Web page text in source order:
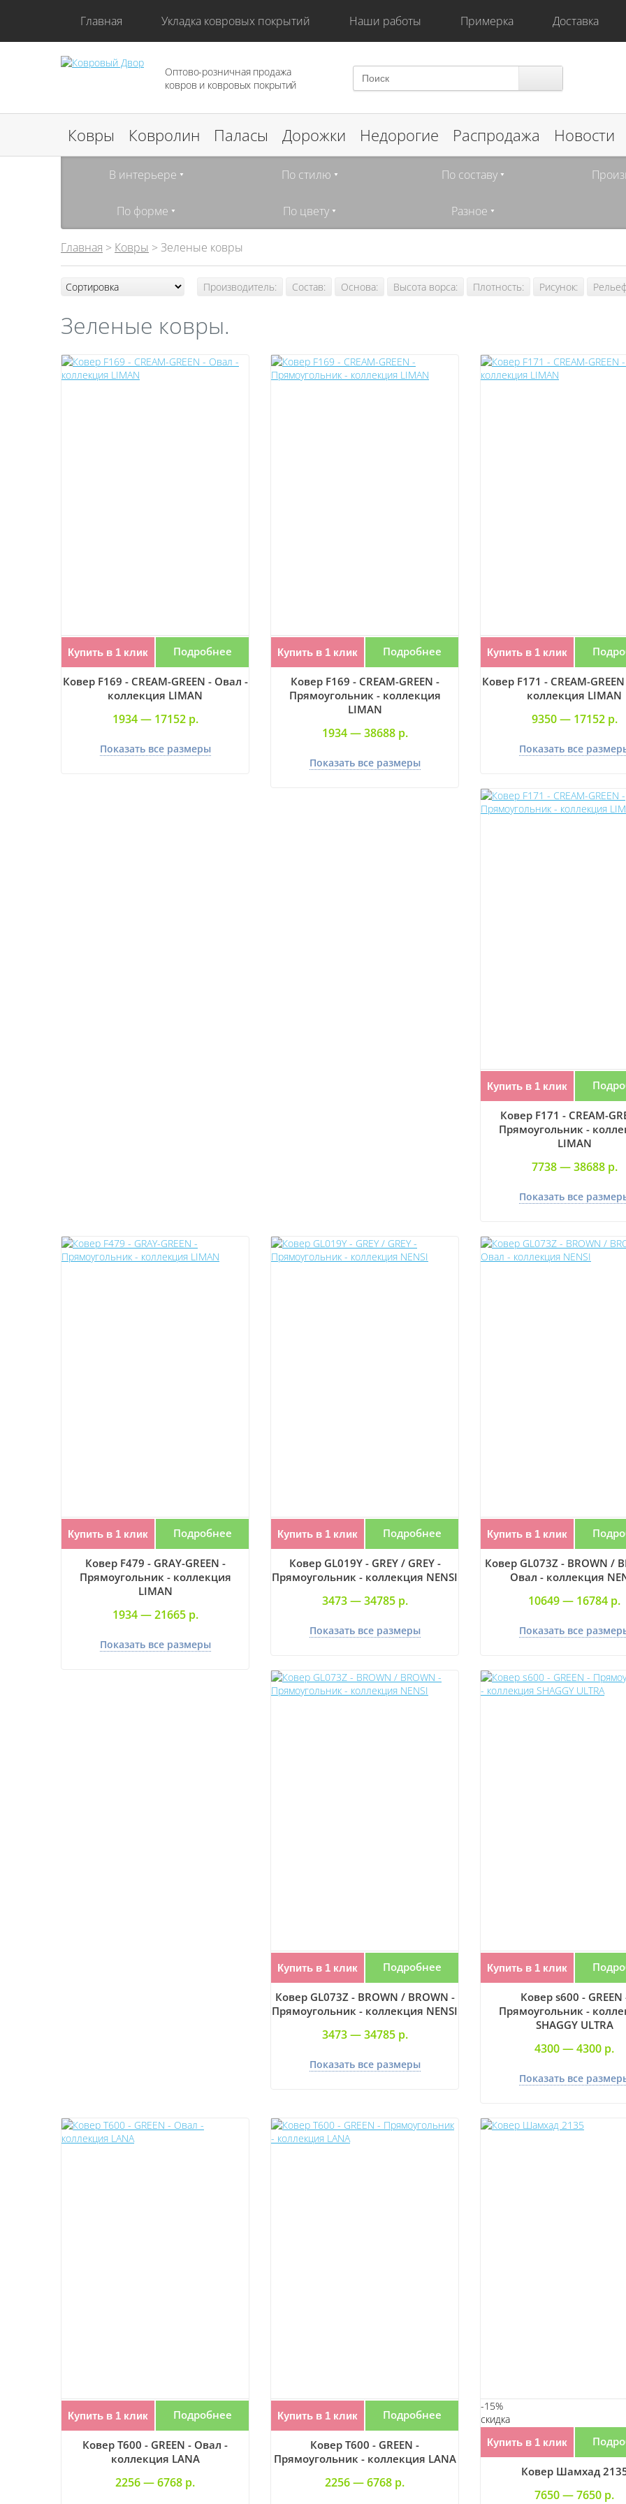
Главная Укладка ковровых покрытий Наши работы Примерка Доставка
Оптово-розничная продажа
ковров и ковровых покрытий
Ковры Ковролин Паласы Дорожки Недорогие Распродажа Новости
В интерьере По стилю По составу
По форме По цвету Разное
Главная > Ковры > Зеленые ковры
Производитель: Состав: Основа: Высота ворса: Плотность: Рисунок:
Зеленые ковры.
Купить в 1 клик Подробнее
Ковер F169 - CREAM-GREEN - Овал -
коллекция LIMAN
1934 — 17152 р.
Показать все размеры
Купить в 1 клик Подробнее
Ковер F169 - CREAM-GREEN -
Прямоугольник - коллекция
LIMAN
1934 —38688 р.
Показать все размеры
Купить в 1 клик
Ковер F171 - CREAM-
коллекция LIMAN
9350 — 17152 р.
Показать все
Купить в 1 клик
Ковер F171 - CREAM-
Прямоугольник -
LIMAN
7738 —38688 р.
Показать все
Купить в 1 клик Подробнее
Ковер F479 - GRAY-GREEN -
Прямоугольник - коллекция
LIMAN
1934 —21665 р.
Показать все размеры
Купить в 1 клик Подробнее
Ковер GL019Y - GREY / GREY -
Прямоугольник - коллекция NENSI
3473 —34785 р.
Показать все размеры
Купить в 1 клик
Ковер GL073Z - BROWN /
Овал - коллекция
10649 — 16784 р.
Показать все
Купить в 1 клик Подробнее
Ковер GL073Z - BROWN / BROWN -
Прямоугольник - коллекция NENSI
3473 —34785 р.
Показать все размеры
Купить в 1 клик
Ковер s600 - GREEN
Прямоугольник -
SHAGGY ULTRA
4300 —4300 р.
Показать все
Купить в 1 клик Подробнее
Ковер T600 - GREEN - Овал -
коллекция LANA
2256 —6768 р.
Купить в 1 клик Подробнее
Ковер T600 - GREEN -
Прямоугольник - коллекция LANA
2256 —6768 р.
-15%
скидка
Купить в 1 клик
Ковер Шамхад
7650 —7650 р.